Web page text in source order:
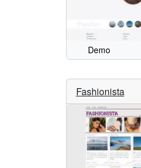
Demo
Fashionista